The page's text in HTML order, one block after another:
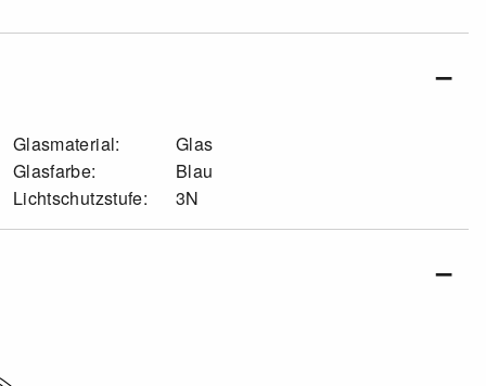
Glasmaterial:
Glas
Glasfarbe:
Blau
Lichtschutzstufe:
3N